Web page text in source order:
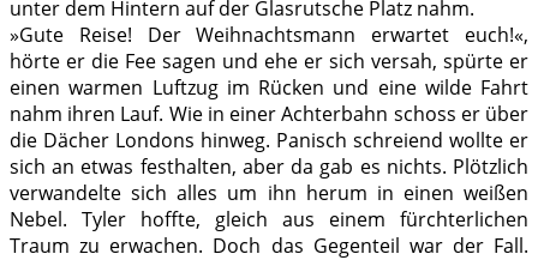
unter dem Hintern auf der Glasrutsche Platz nahm.
»Gute Reise! Der Weihnachtsmann erwartet euch!«,
hörte er die Fee sagen und ehe er sich versah, spürte er
einen warmen Luftzug im Rücken und eine wilde Fahrt
nahm ihren Lauf. Wie in einer Achterbahn schoss er über
die Dächer Londons hinweg. Panisch schreiend wollte er
sich an etwas festhalten, aber da gab es nichts. Plötzlich
verwandelte sich alles um ihn herum in einen weißen
Nebel. Tyler hoffte, gleich aus einem fürchterlichen
Traum zu erwachen. Doch das Gegenteil war der Fall.